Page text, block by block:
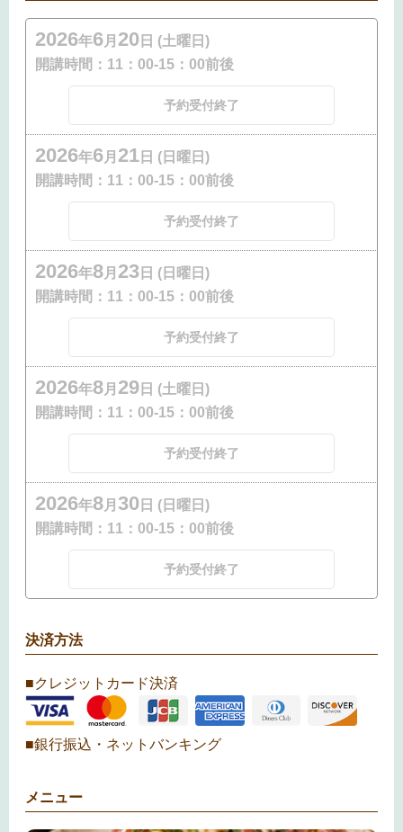
2026年6月 20 日 (土曜日)
開講時間： 11：00-15：00前後
予約受付終了
2026年6月 21 日 (日曜日)
開講時間： 11：00-15：00前後
予約受付終了
2026年8月 23 日 (日曜日)
開講時間： 11：00-15：00前後
予約受付終了
2026年8月 29 日 (土曜日)
開講時間： 11：00-15：00前後
予約受付終了
2026年8月 30 日 (日曜日)
開講時間： 11：00-15：00前後
予約受付終了
決済方法
■クレジットカード決済
■銀行振込・ネットバンキング
メニュー